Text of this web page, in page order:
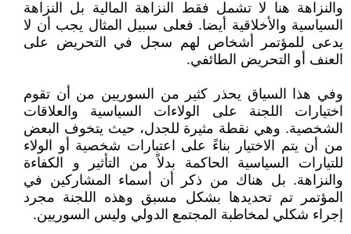
والنزاهة هنا لا تشمل فقط النزاهة المالية بل النزاهة
السياسية والأخلاقية أيضا. فعلى سبيل المثال يجب أن لا
يدعى للمؤتمر أشخاص لهم سجل في التحريض على
العنف أو التحريض الطائفي.
وفي هذا السياق يحذر كثير من السوريين من أن تقوم
اختيارات اللجنة على الولاءات السياسية والعلاقات
الشخصية. وهي نقطة مثيرة للجدل، حيث يتخوف البعض
من أن يتم الاختيار بناءً على اعتبارات شخصية أو الولاء
للتيارات السياسية الحاكمة بدلاً من التأثير و الكفاءة
والنزاهة. بل هناك من ذكر أن أسماء المشاركين في
المؤتمر تم تحديدها بشكل مسبق وهذه اللجنة مجرد
إجراء شكلي لمخاطبة المجتمع الدولي وليس السوريين.